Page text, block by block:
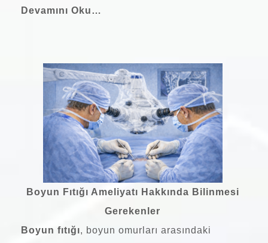
Devamını Oku…
Boyun Fıtığı Ameliyatı Hakkında Bilinmesi
Gerekenler
Boyun fıtığı, boyun omurları arasındaki